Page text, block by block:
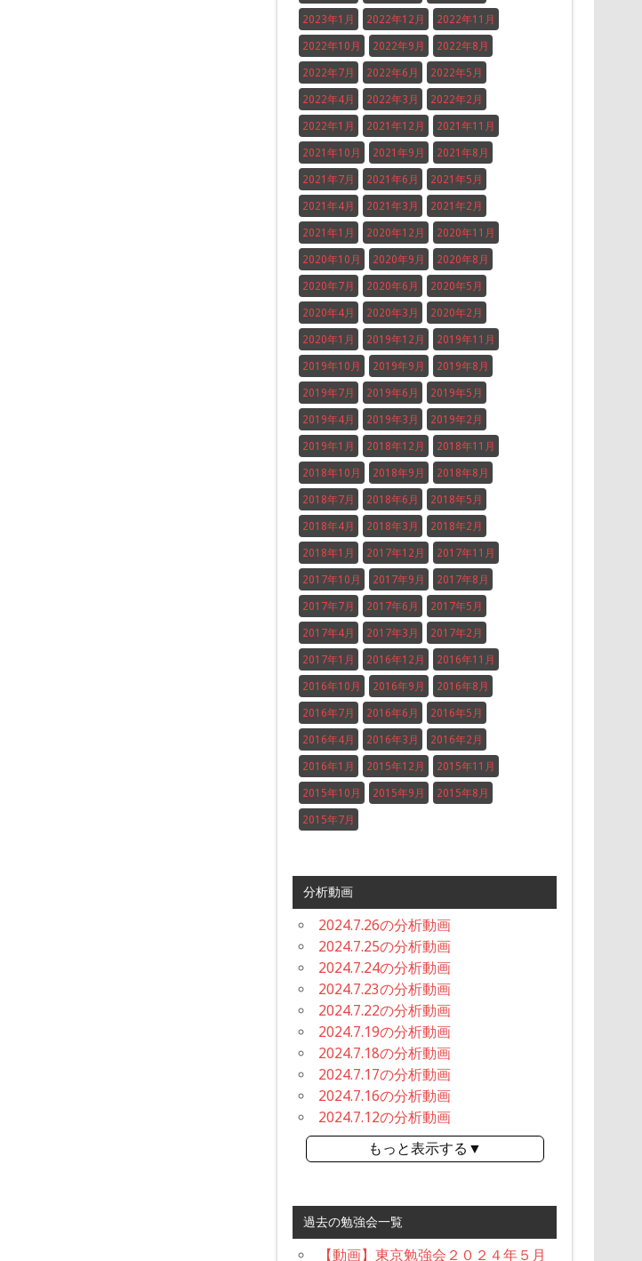
2023年1月 2022年12月 2022年11月
2022年10月 2022年9月 2022年8月
2022年7月 2022年6月 2022年5月
2022年4月 2022年3月 2022年2月
2022年1月 2021年12月 2021年11月
2021年10月 2021年9月 2021年8月
2021年7月 2021年6月 2021年5月
2021年4月 2021年3月 2021年2月
2021年1月 2020年12月 2020年11月
2020年10月 2020年9月 2020年8月
2020年7月 2020年6月 2020年5月
2020年4月 2020年3月 2020年2月
2020年1月 2019年12月 2019年11月
2019年10月 2019年9月 2019年8月
2019年7月 2019年6月 2019年5月
2019年4月 2019年3月 2019年2月
2019年1月 2018年12月 2018年11月
2018年10月 2018年9月 2018年8月
2018年7月 2018年6月 2018年5月
2018年4月 2018年3月 2018年2月
2018年1月 2017年12月 2017年11月
2017年10月 2017年9月 2017年8月
2017年7月 2017年6月 2017年5月
2017年4月 2017年3月 2017年2月
2017年1月 2016年12月 2016年11月
2016年10月 2016年9月 2016年8月
2016年7月 2016年6月 2016年5月
2016年4月 2016年3月 2016年2月
2016年1月 2015年12月 2015年11月
2015年10月 2015年9月 2015年8月
2015年7月
分析動画
2024.7.26の分析動画
2024.7.25の分析動画
2024.7.24の分析動画
2024.7.23の分析動画
2024.7.22の分析動画
2024.7.19の分析動画
2024.7.18の分析動画
2024.7.17の分析動画
2024.7.16の分析動画
2024.7.12の分析動画
もっと表示する▼
過去の勉強会一覧
【動画】東京勉強会２０２４年５月